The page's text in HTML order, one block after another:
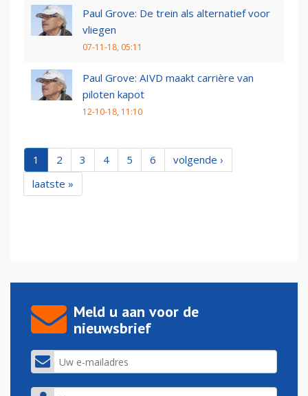
Paul Grove: De trein als alternatief voor
vliegen
07-11-18, 05:11
Paul Grove: AIVD maakt carrière van
piloten kapot
12-10-18, 11:10
1 2 3 4 5 6
volgende ›
laatste »
Meld u aan voor de
nieuwsbrief